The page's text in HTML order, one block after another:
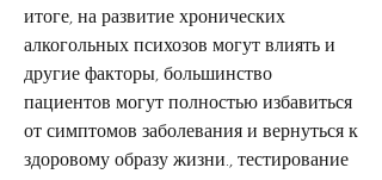
итоге, на развитие хронических
алкогольных психозов могут влиять и
другие факторы, большинство
пациентов могут полностью избавиться
от симптомов заболевания и вернуться к
здоровому образу жизни., тестирование